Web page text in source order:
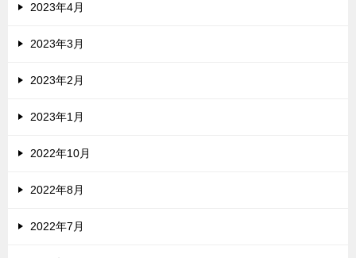
2023年4月
2023年3月
2023年2月
2023年1月
2022年10月
2022年8月
2022年7月